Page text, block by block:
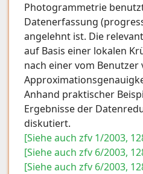
Photogrammetrie
Datenerfassung
angelehnt ist. Die
auf Basis einer lokalen
nach einer vom Benutzer
Anhand praktischer
Ergebnisse der
diskutiert.
[Siehe auch zfv 1/2003,
[Siehe auch zfv 6/2003,
[Siehe auch zfv 6/2003,